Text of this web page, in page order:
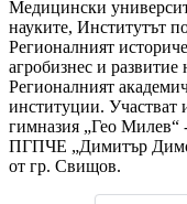
Медицински
науките, Институтът
Регионалният
агробизнес и
Регионалният
институции. Участват
гимназия „Гео
ПГПЧЕ „Димитър
от гр. Свищов.